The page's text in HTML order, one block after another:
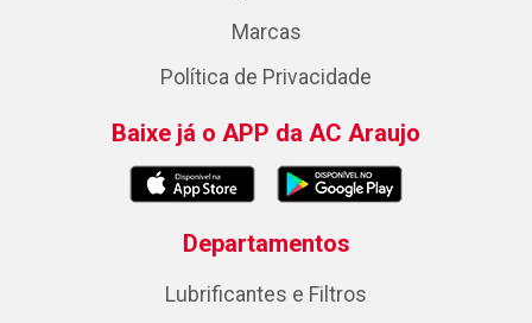
Marcas
Política de Privacidade
Baixe já o APP da AC Araujo
Departamentos
Lubrificantes e Filtros